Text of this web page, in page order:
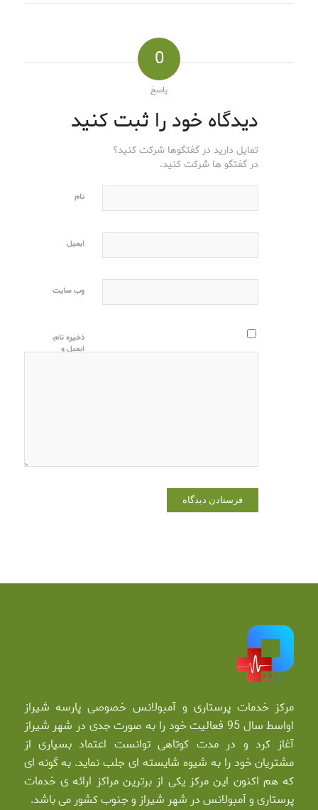
0
پاسخ
دیدگاه خود را ثبت کنید
تمایل دارید در گفتگوها شرکت کنید؟
در گفتگو ها شرکت کنید.
نام
ایمیل
وب‌ سایت
ذخیره نام،
ایمیل و
مرکز خدمات پرستاری و آمبولانس خصوصی پارسه شیراز
اواسط سال 95 فعالیت خود را به صورت جدی در شهر شیراز
آغاز کرد و در مدت کوتاهی توانست اعتماد بسیاری از
مشتریان خود را به شیوه شایسته ای جلب نماید. به گونه ای
که هم اکنون این مرکز یکی از برترین مراکز ارائه ی خدمات
پرستاری و آمبولانس در شهر شیراز و جنوب کشور می باشد.